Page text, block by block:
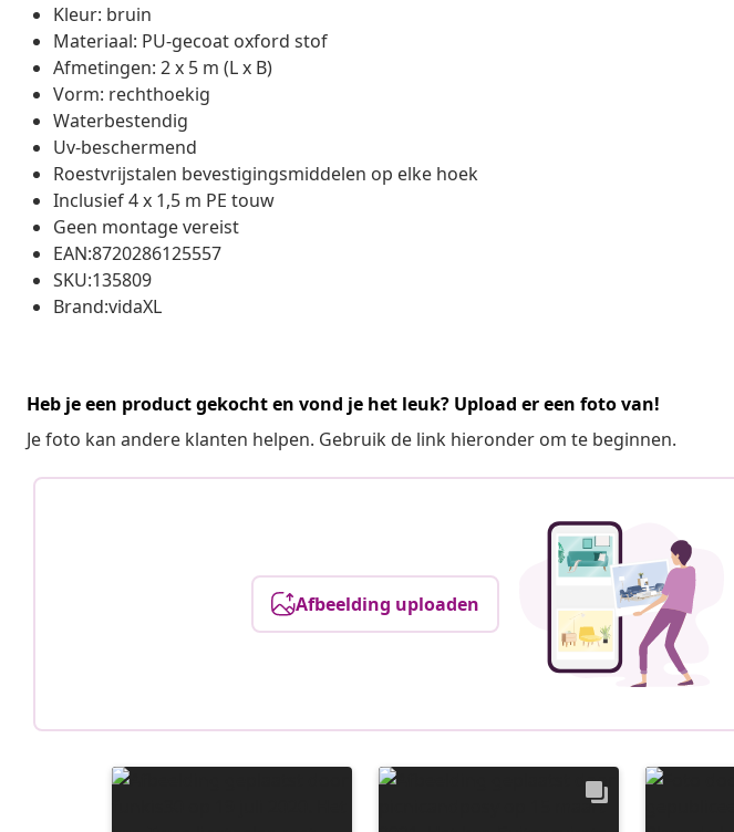
Kleur: bruin
Materiaal: PU-gecoat oxford stof
Afmetingen: 2 x 5 m (L x B)
Vorm: rechthoekig
Waterbestendig
Uv-beschermend
Roestvrijstalen bevestigingsmiddelen op elke hoek
Inclusief 4 x 1,5 m PE touw
Geen montage vereist
EAN:8720286125557
SKU:135809
Brand:vidaXL
Heb je een product gekocht en vond je het leuk? Upload er een foto van!
Je foto kan andere klanten helpen. Gebruik de link hieronder om te beginnen.
Afbeelding uploaden